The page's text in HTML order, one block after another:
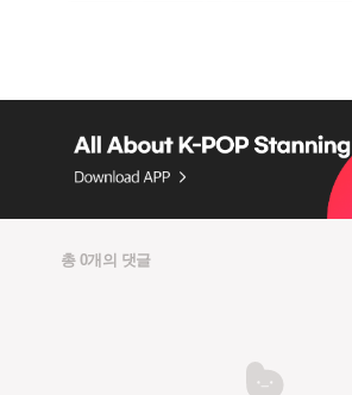
총 0개의 댓글